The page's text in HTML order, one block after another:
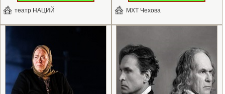
театр НАЦИЙ МХТ Чехова